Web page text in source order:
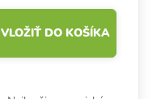
VLOŽIŤ DO KOŠÍKA